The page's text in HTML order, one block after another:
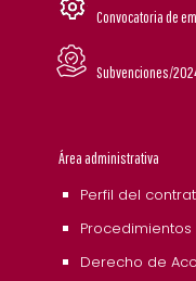
Convocatoria de
Subvenciones/
Área administrativa
Perfil del
Derecho de